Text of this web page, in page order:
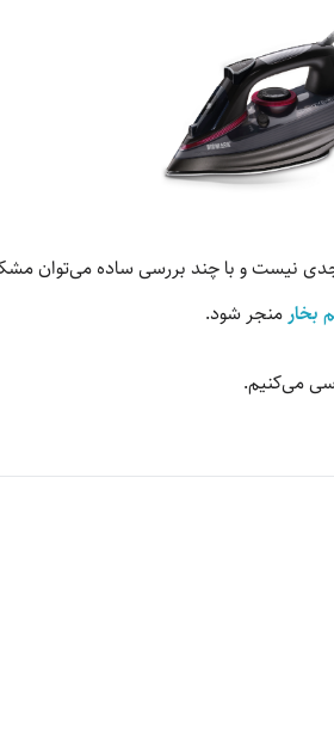
نیست و با چند بررسی ساده می‌توان
بخارمنجر شود.
می‌کنیم.